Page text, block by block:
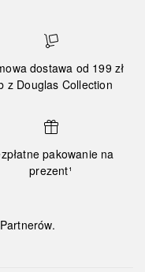
dostawa od 199 zł
z Douglas Collection
pakowanie na
prezent¹